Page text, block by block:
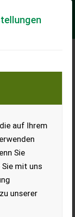
auf Ihrem
Sie
mit uns
unserer
–
Amarok
verkaufen.